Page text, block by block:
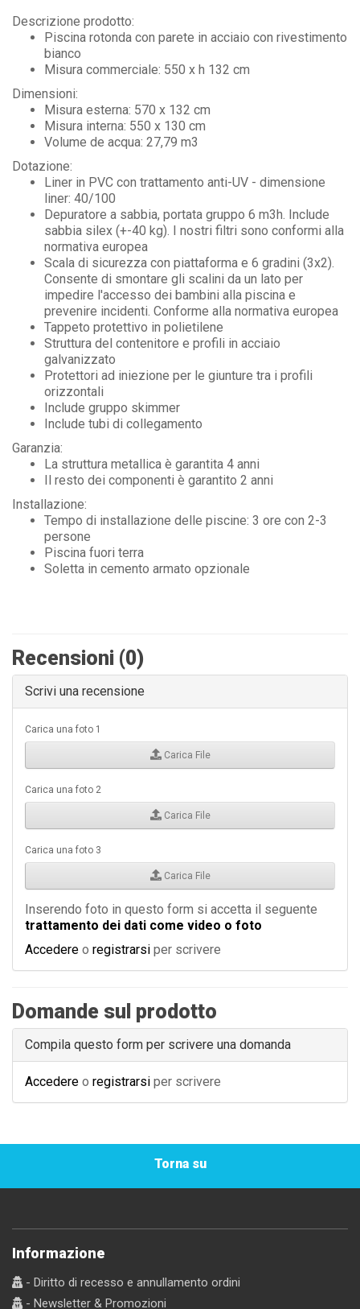
Descrizione prodotto:
Piscina rotonda con parete in acciaio con rivestimento
bianco
Misura commerciale: 550 x h 132 cm
Dimensioni:
Misura esterna: 570 x 132 cm
Misura interna: 550 x 130 cm
Volume de acqua: 27,79 m3
Dotazione:
Liner in PVC con trattamento anti-UV - dimensione
liner: 40/100
Depuratore a sabbia, portata gruppo 6 m3h. Include
sabbia silex (+-40 kg). I nostri filtri sono conformi alla
normativa europea
Scala di sicurezza con piattaforma e 6 gradini (3x2).
Consente di smontare gli scalini da un lato per
impedire l'accesso dei bambini alla piscina e
prevenire incidenti. Conforme alla normativa europea
Tappeto protettivo in polietilene
Struttura del contenitore e profili in acciaio
galvanizzato
Protettori ad iniezione per le giunture tra i profili
orizzontali
Include gruppo skimmer
Include tubi di collegamento
Garanzia:
La struttura metallica è garantita 4 anni
Il resto dei componenti è garantito 2 anni
Installazione:
Tempo di installazione delle piscine: 3 ore con 2-3
persone
Piscina fuori terra
Soletta in cemento armato opzionale
Recensioni (0)
Scrivi una recensione
Carica una foto 1
Carica File
Carica una foto 2
Carica File
Carica una foto 3
Carica File
Inserendo foto in questo form si accetta il seguente
trattamento dei dati come video o foto
Accedere o registrarsi per scrivere
Domande sul prodotto
Compila questo form per scrivere una domanda
Accedere o registrarsi per scrivere
Torna su
Informazione
- Diritto di recesso e annullamento ordini
- Newsletter & Promozioni